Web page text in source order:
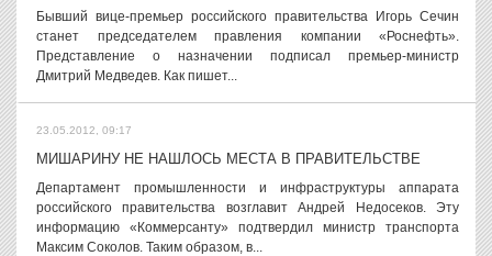
Бывший вице-премьер российского правительства Игорь Сечин
станет председателем правления компании «Роснефть».
Представление о назначении подписал премьер-министр
Дмитрий Медведев. Как пишет...
23.05.2012, 09:17
МИШАРИНУ НЕ НАШЛОСЬ МЕСТА В ПРАВИТЕЛЬСТВЕ
Департамент промышленности и инфраструктуры аппарата
российского правительства возглавит Андрей Недосеков. Эту
информацию «Коммерсанту» подтвердил министр транспорта
Максим Соколов. Таким образом, в...